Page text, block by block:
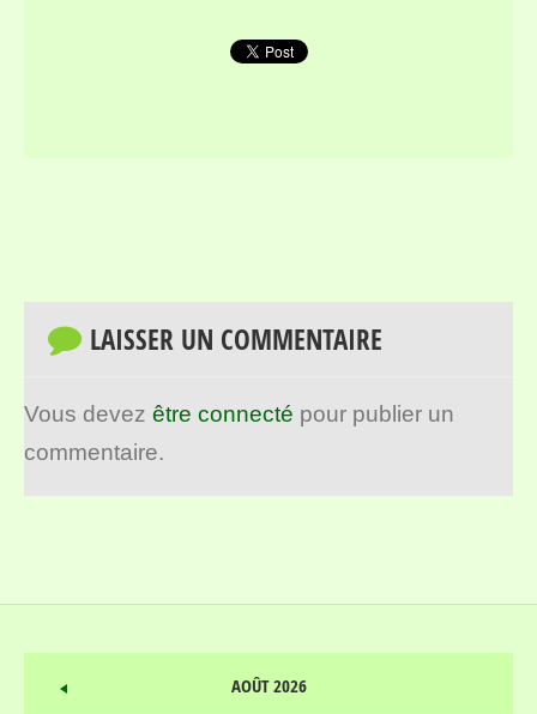
LAISSER UN COMMENTAIRE
Vous devez être connecté pour publier un
commentaire.
AOÛT 2026